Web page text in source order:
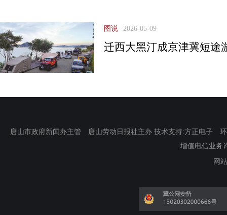
图说 2026-05-09
迁西大黑汀成京津冀短途
唐山市政府新闻办主管 唐山劳动日报社主办 技术支持:方正电子
增值电信业务
网